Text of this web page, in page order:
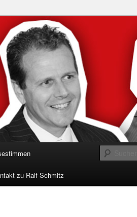
&
Schmitz. Erleben Sie Live-
zu Ralf Schmitz